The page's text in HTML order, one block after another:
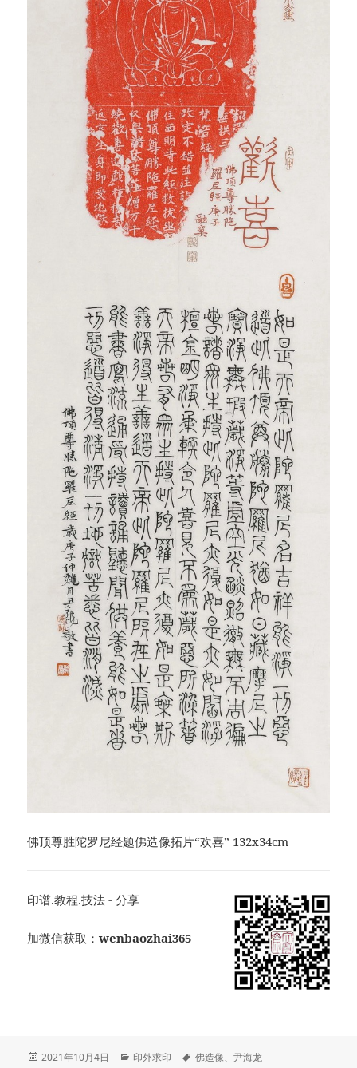
佛顶尊胜陀罗尼经题佛造像拓片“欢喜” 132x34cm
印谱.教程.技法 - 分享
加微信获取：wenbaozhai365
发
2021年10月4日
分
印外求印
标
佛造像、尹海龙